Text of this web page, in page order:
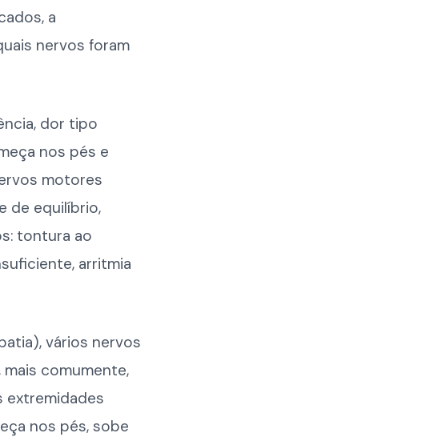
a
nervos foram
dor tipo
nos pés e
motores
de equilíbrio,
tontura ao
arritmia
vários nervos
comumente,
extremidades
nos pés, sobe